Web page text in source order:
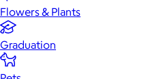
Flowers & Plants
Graduation